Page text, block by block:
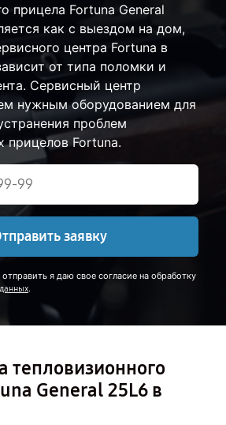
прицела Fortuna General
как с выездом на дом,
центра Fortuna в
от типа поломки и
Сервисный центр
нужным оборудованием для
проблем
прицелов Fortuna.
заявку
я даю свое согласие на обработку
.
тепловизионного
General 25L6 в